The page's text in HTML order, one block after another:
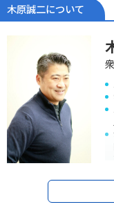
木原誠二について